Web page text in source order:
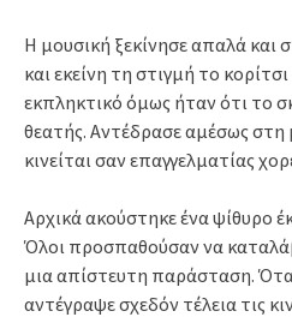
Η μουσική ξεκίνησε απαλά
και εκείνη τη στιγμή το
εκπληκτικό όμως ήταν ότι το
θεατής. Αντέδρασε αμέσως στη
κινείται σαν επαγγελματίας
Αρχικά ακούστηκε ένα ψίθυρο
Όλοι προσπαθούσαν να
μια απίστευτη παράσταση.
αντέγραψε σχεδόν τέλεια τις